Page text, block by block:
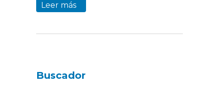
Leer más
Buscador